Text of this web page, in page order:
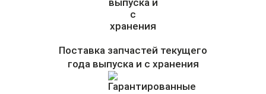
Поставка запчастей текущего
года выпуска и с хранения